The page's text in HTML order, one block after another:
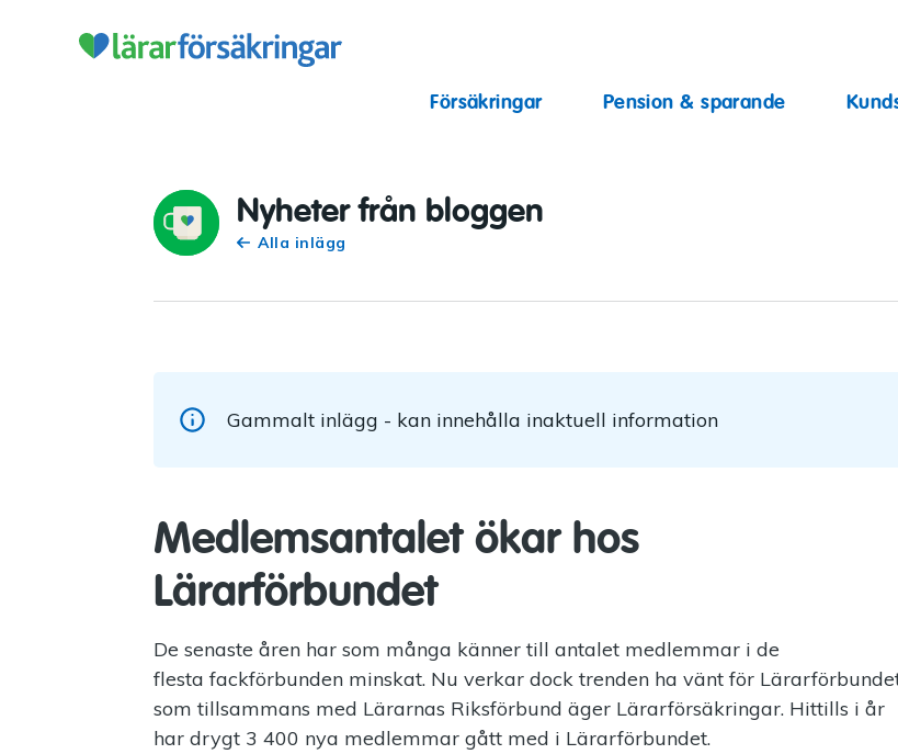
Försäkringar Pension & sparande
Nyheter från bloggen
Alla inlägg
Gammalt inlägg - kan innehålla inaktuell information
Medlemsantalet ökar hos
Lärarförbundet
De senaste åren har som många känner till antalet medlemmar i de
flesta fackförbunden minskat. Nu verkar dock trenden ha vänt för
som tillsammans med Lärarnas Riksförbund äger Lärarförsäkringar. Hittills i år
har drygt 3 400 nya medlemmar gått med i Lärarförbundet.